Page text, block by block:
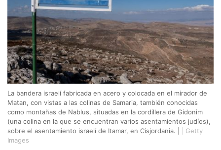
La bandera israelí fabricada en acero y colocada en el mirador de
Matan, con vistas a las colinas de Samaria, también conocidas
como montañas de Nablus, situadas en la cordillera de Gidonim
(una colina en la que se encuentran varios asentamientos judíos),
sobre el asentamiento israelí de Itamar, en Cisjordania. |
Getty
Images